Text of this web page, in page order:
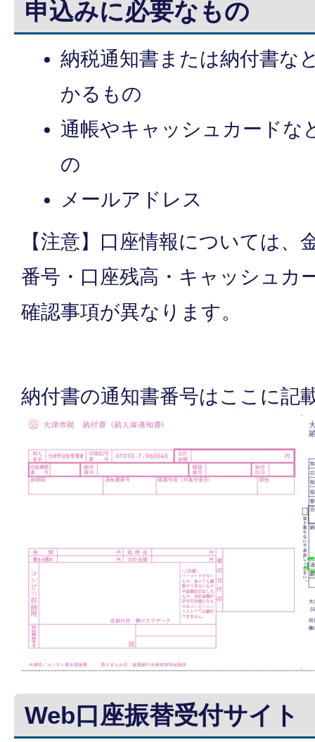
申込みに必要なもの
納税通知書または納付書な
かるもの
通帳やキャッシュカードな
の
メールアドレス
【注意】口座情報については、
番号・口座残高・キャッシュカ
確認事項が異なります。
納付書の通知書番号はここに記
Web口座振替受付サイト